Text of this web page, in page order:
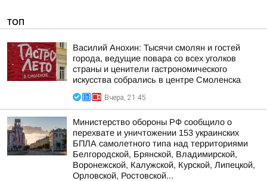
ТОП
Василий Анохин: Тысячи смолян и гостей
города, ведущие повара со всех уголков
страны и ценители гастрономического
искусства собрались в центре Смоленска
Вчера, 21:45
Министерство обороны РФ сообщило о
перехвате и уничтожении 153 украинских
БПЛА самолетного типа над территориями
Белгородской, Брянской, Владимирской,
Воронежской, Калужской, Курской, Липецкой,
Орловской, Ростовской...